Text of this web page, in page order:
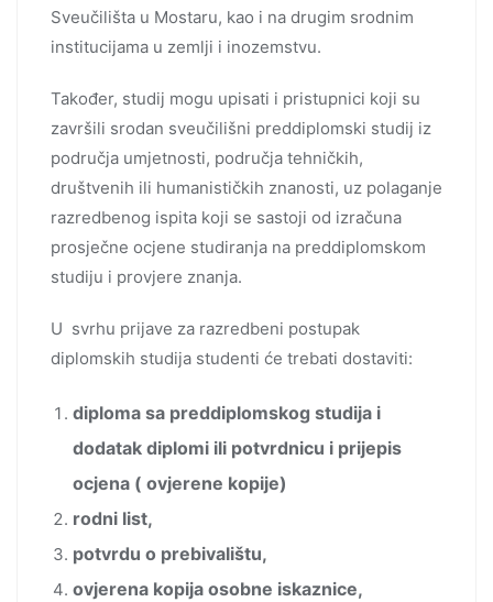
Sveučilišta u Mostaru, kao i na drugim srodnim
institucijama u zemlji i inozemstvu.
Također, studij mogu upisati i pristupnici koji su
završili srodan sveučilišni preddiplomski studij iz
područja umjetnosti, područja tehničkih,
društvenih ili humanističkih znanosti, uz polaganje
razredbenog ispita koji se sastoji od izračuna
prosječne ocjene studiranja na preddiplomskom
studiju i provjere znanja.
U svrhu prijave za razredbeni postupak
diplomskih studija studenti će trebati dostaviti:
diploma sa preddiplomskog studija i
dodatak diplomi ili potvrdnicu i prijepis
ocjena ( ovjerene kopije)
rodni list,
potvrdu o prebivalištu,
ovjerena kopija osobne iskaznice,